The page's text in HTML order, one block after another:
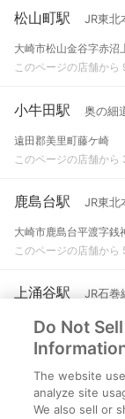
松山町駅 JR東北
大崎市松山金谷字赤沼
このページの店舗から
小牛田駅 奥の細
遠田郡美里町藤ケ崎
このページの店舗から
鹿島台駅 JR東北
大崎市鹿島台平渡字銭
このページの店舗から
上涌谷駅 JR石巻
遠田郡涌谷町掃部字沖
このページの店舗から
涌谷駅 JR石巻線
遠田郡涌谷町新町裏
Do Not
The website
analyze site
We also sell or